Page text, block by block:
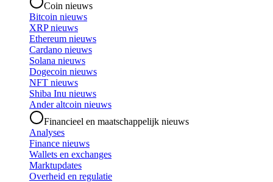
Coin nieuws
Bitcoin nieuws
XRP nieuws
Ethereum nieuws
Cardano nieuws
Solana nieuws
Dogecoin nieuws
NFT nieuws
Shiba Inu nieuws
Ander altcoin nieuws
Financieel en maatschappelijk nieuws
Analyses
Finance nieuws
Wallets en exchanges
Marktupdates
Overheid en regulatie